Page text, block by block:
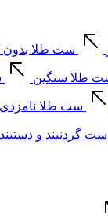
ست طلا بدون
طلا سنگین
ست طلا نامزدی
ست گردنبند و